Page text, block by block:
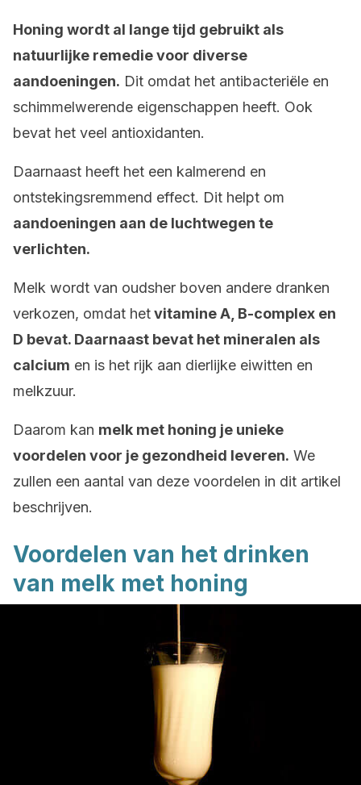
Honing wordt al lange tijd gebruikt als
natuurlijke remedie voor diverse
aandoeningen. Dit omdat het antibacteriële en
schimmelwerende eigenschappen heeft. Ook
bevat het veel antioxidanten.
Daarnaast heeft het een kalmerend en
ontstekingsremmend effect. Dit helpt om
aandoeningen aan de luchtwegen te
verlichten.
Melk wordt van oudsher boven andere dranken
verkozen, omdat hetvitamine A, B-complex en
D bevat. Daarnaast bevat het mineralen als
calcium en is het rijk aan dierlijke eiwitten en
melkzuur.
Daarom kan melk met honing je unieke
voordelen voor je gezondheid leveren. We
zullen een aantal van deze voordelen in dit artikel
beschrijven.
Voordelen van het drinken
van melk met honing